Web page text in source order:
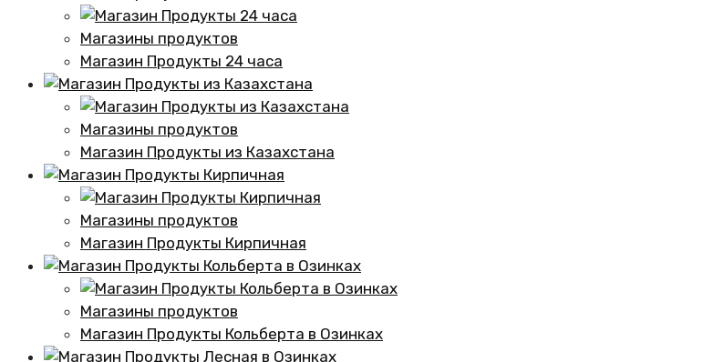
Магазины продуктов
Магазин Продукты 24 часа
Магазины продуктов
Магазин Продукты из Казахстана
Магазины продуктов
Магазин Продукты Кирпичная
Магазины продуктов
Магазин Продукты Кольберта в Озинках